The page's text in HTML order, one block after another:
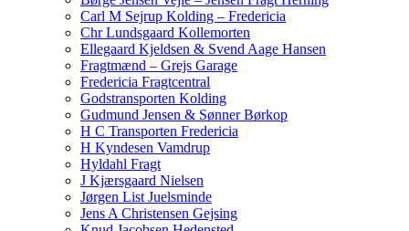
Carl M Sejrup Kolding – Fredericia
Chr Lundsgaard Kollemorten
Ellegaard Kjeldsen & Svend Aage Hansen
Fragtmænd – Grejs Garage
Fredericia Fragtcentral
Godstransporten Kolding
Gudmund Jensen & Sønner Børkop
H C Transporten Fredericia
H Kyndesen Vamdrup
Hyldahl Fragt
J Kjærsgaard Nielsen
Jørgen List Juelsminde
Jens A Christensen Gejsing